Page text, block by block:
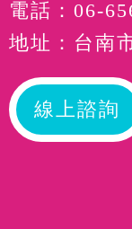
電話： 06-
地址：台南
線上諮詢